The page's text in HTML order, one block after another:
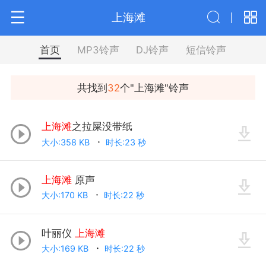
上海滩
首页 MP3铃声 DJ铃声 短信铃声
共找到32个" 上海滩"铃声
上海滩之拉屎没带纸
大小:358 KB 时长:23 秒
上海滩 原声
大小:170 KB 时长:22 秒
叶丽仪 上海滩
大小:169 KB 时长:22 秒